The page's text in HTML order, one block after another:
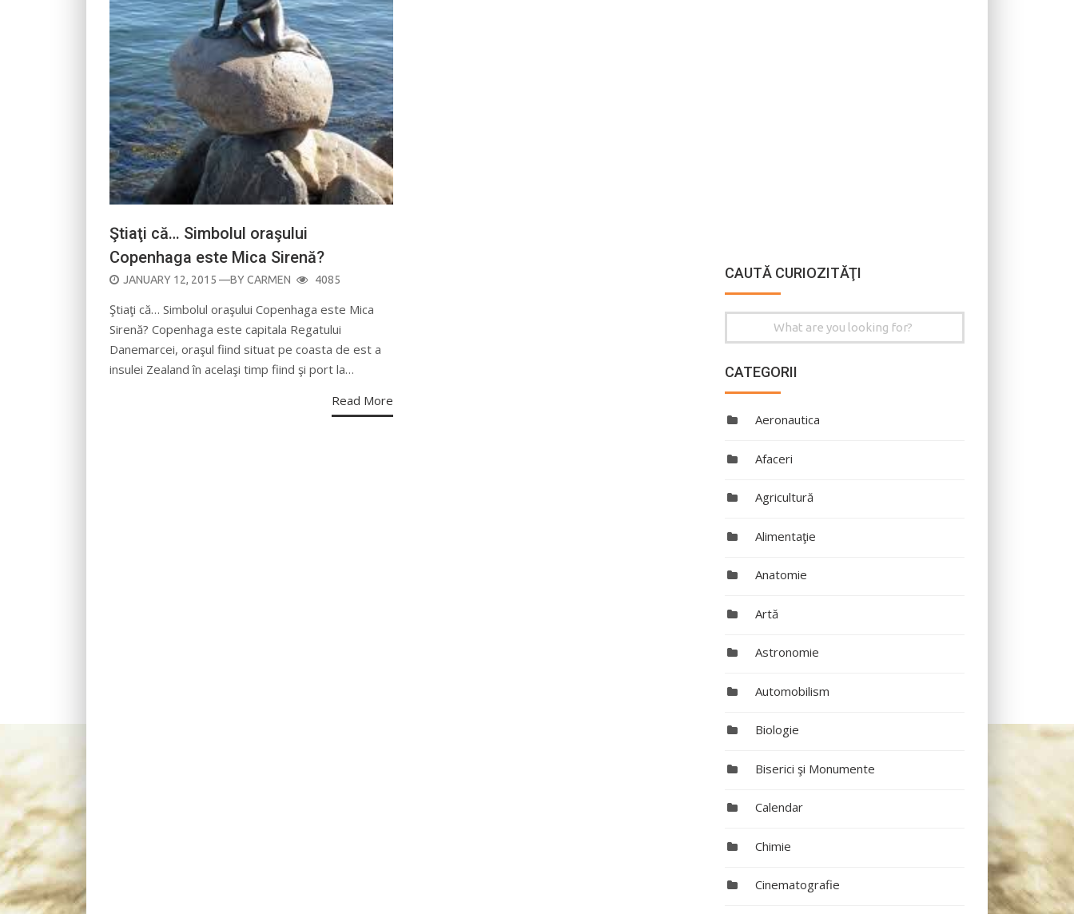
Ştiaţi că… Simbolul oraşului
Copenhaga este Mica Sirenă?
POSTED
JANUARY 12, 2015 —BYCARMEN 4085
Ştiaţi că… Simbolul oraşului Copenhaga este Mica
Sirenă? Copenhaga este capitala Regatului
Danemarcei, oraşul fiind situat pe coasta de est a
insulei Zealand în acelaşi timp fiind şi port la…
Read More
CAUTĂ CURIOZITĂŢI
Search
CATEGORII
Aeronautica
Afaceri
Agricultură
Alimentaţie
Anatomie
Artă
Astronomie
Automobilism
Biologie
Biserici şi Monumente
Calendar
Chimie
Cinematografie